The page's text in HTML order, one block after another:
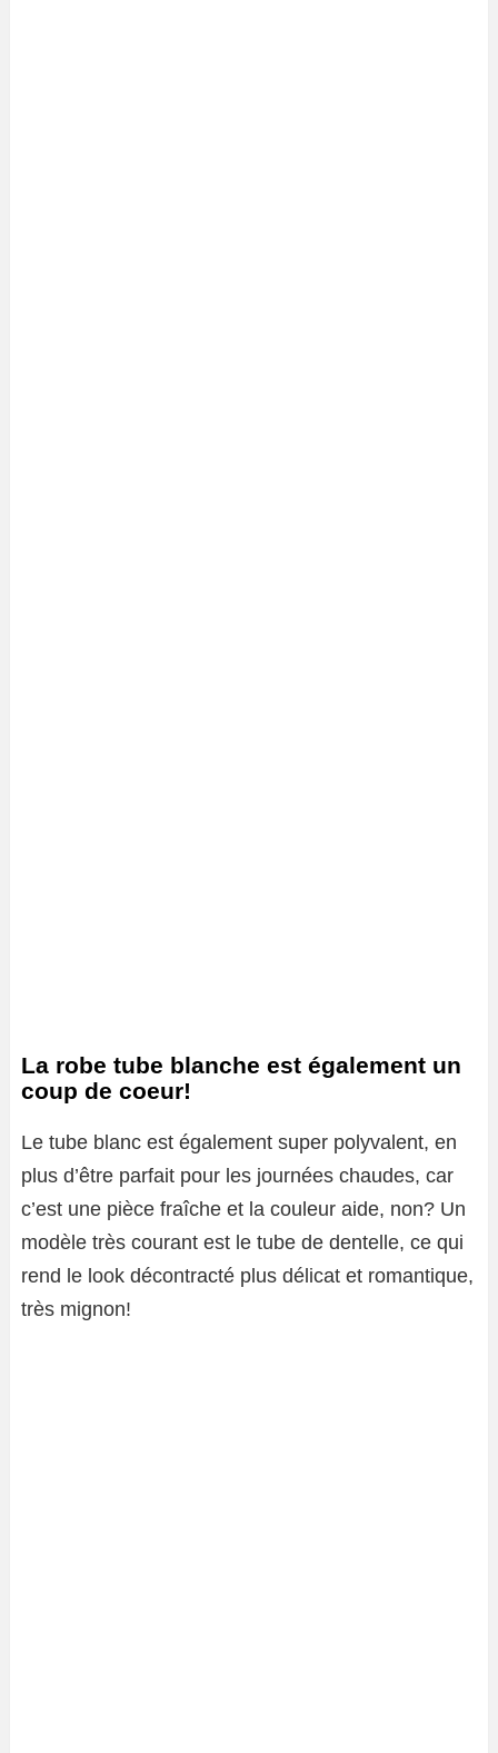
La robe tube blanche est également un
coup de coeur!
Le tube blanc est également super polyvalent, en
plus d’être parfait pour les journées chaudes, car
c’est une pièce fraîche et la couleur aide, non? Un
modèle très courant est le tube de dentelle, ce qui
rend le look décontracté plus délicat et romantique,
très mignon!